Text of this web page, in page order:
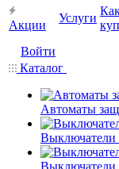
Акции
Услуги
Войти
Каталог
Автоматы
Выключатели